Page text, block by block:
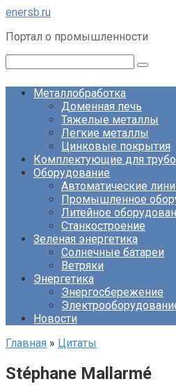
Перейти
контенту
enersb.ru
Портал о промышленности
Металлобработка
Доменная печь
Тяжелые металлы
Легкие металлы
Цинковые покрытия
Комплектующие для
Оборудование
Автоматические
Промышленное
Литейное
Станкостроение
Зеленая энергетика
Солнечные батареи
Ветряки
Энергетика
Энергосбережение
Новости
Главная » Цитаты
Stéphane Mallarmé